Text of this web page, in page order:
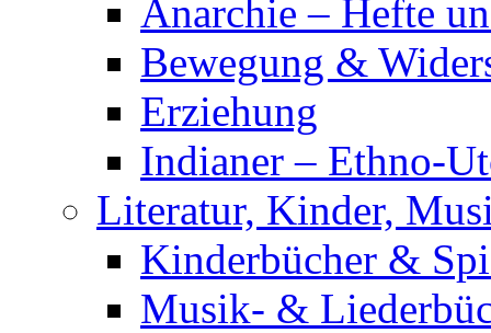
Anarchie – Hefte
Bewegung &
Erziehung
Indianer – Ethno-
Literatur, Kinder,
Kinderbücher &
Musik- &